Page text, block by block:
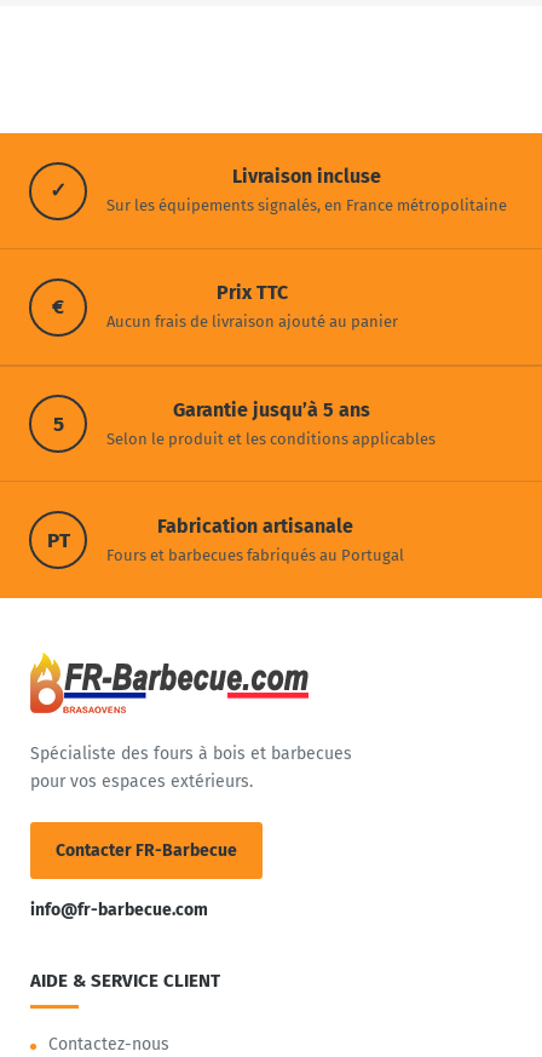
✓
Livraison incluse
Sur les équipements signalés, en France métropolitaine
€
Prix TTC
Aucun frais de livraison ajouté au panier
5
Garantie jusqu’à 5 ans
Selon le produit et les conditions applicables
PT
Fabrication artisanale
Fours et barbecues fabriqués au Portugal
Spécialiste des fours à bois et barbecues
pour vos espaces extérieurs.
Contacter FR-Barbecue
info@fr-barbecue.com
AIDE & SERVICE CLIENT
Contactez-nous